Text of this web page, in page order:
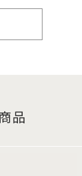
品